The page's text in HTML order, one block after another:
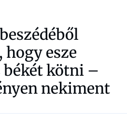
hogy esze
békét kötni –
nekiment